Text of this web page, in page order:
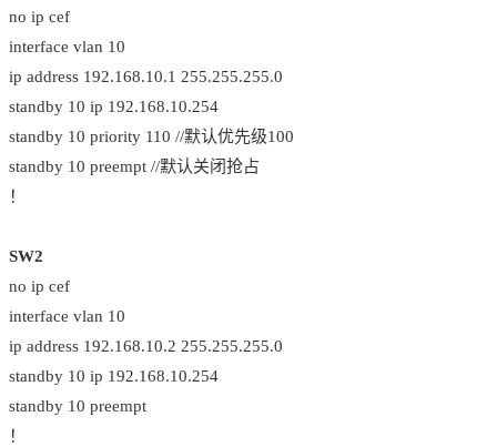
no ip cef
interface vlan 10
ip address 192.168.10.1 255.255.255.0
standby 10 ip 192.168.10.254
standby 10 priority 110 //默认优先级100
standby 10 preempt //默认关闭抢占
！
SW2
no ip cef
interface vlan 10
ip address 192.168.10.2 255.255.255.0
standby 10 ip 192.168.10.254
standby 10 preempt
！